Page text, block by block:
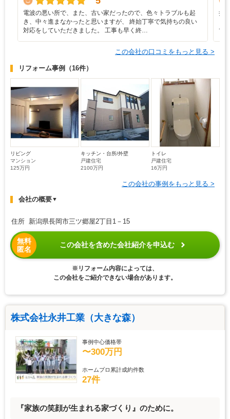
電波の悪い所で、また、古い家だったので、色々トラブルも起
き、中々進まなかったと思いますが、 終始丁寧で気持ちの良い
対応をしていただきました。 工事も早く終…
担
て
この会社の口コミをもっと見る >
リフォーム事例 （16件）
リビング
マンション
125万円
キッチン・台所/外壁
戸建住宅
2100万円
トイレ
戸建住宅
16万円
この会社の事例をもっと見る >
会社の概要▼
住所 新潟県長岡市三ツ郷屋2丁目1－15
無料
匿名
この会社を含めた会社紹介を申込む
※リフォーム内容によっては、
この会社をご紹介できない場合があります。
株式会社永井工業（大きな森）
事例中心価格帯
〜300万円
ホームプロ累計成約件数
27件
『家族の笑顔が生まれる家づくり』のために。